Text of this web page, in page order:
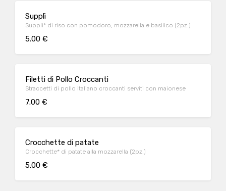
Supplì
Supplì* di riso con pomodoro, mozzarella e basilico (2pz.)
5.00 €
Filetti di Pollo Croccanti
Straccetti di pollo italiano croccanti serviti con maionese
7.00 €
Crocchette di patate
Crocchette* di patate alla mozzarella (2pz.)
5.00 €